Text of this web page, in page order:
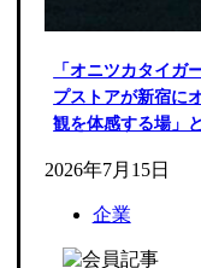
「オニツカタイガ
プストアが新宿に
観を体感する場」
2026年7月15日
企業